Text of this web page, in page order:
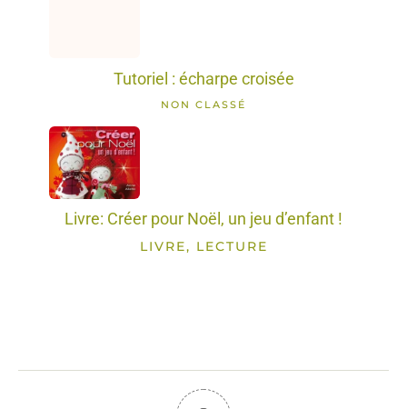
Tutoriel : écharpe croisée
NON CLASSÉ
Livre: Créer pour Noël, un jeu d’enfant !
LIVRE, LECTURE